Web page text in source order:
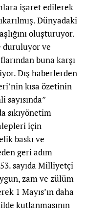
işaret edilerek
Dünyadaki
oluşturuyor.
duruluyor ve
buna karşı
Dış haberlerden
kısa özetinin
sıkıyönetim
için
baskı ve
geri adım
sayıda Milliyetçi
zam ve zülüm
1 Mayıs’ın daha
kutlanmasının